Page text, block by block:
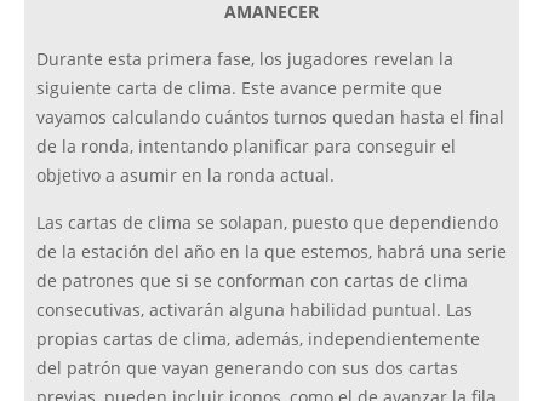
AMANECER
Durante esta primera fase, los jugadores revelan la
siguiente carta de clima. Este avance permite que
vayamos calculando cuántos turnos quedan hasta el final
de la ronda, intentando planificar para conseguir el
objetivo a asumir en la ronda actual.
Las cartas de clima se solapan, puesto que dependiendo
de la estación del año en la que estemos, habrá una serie
de patrones que si se conforman con cartas de clima
consecutivas, activarán alguna habilidad puntual. Las
propias cartas de clima, además, independientemente
del patrón que vayan generando con sus dos cartas